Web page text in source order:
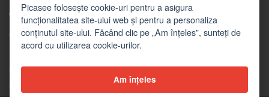
CONTACTE
Contacte
Formular de contact
Angro
Picasee folosește cookie-uri pentru a asigura
funcționalitatea site-ului web și pentru a personaliza
conținutul site-ului. Făcând clic pe „Am înțeles”, sunteți de
acord cu utilizarea cookie-urilor.
Am înțeles